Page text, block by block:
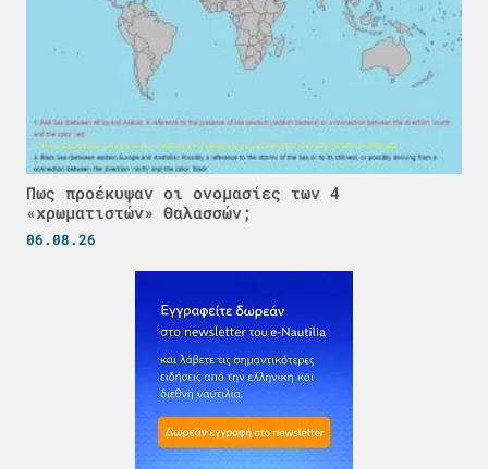
Πως προέκυψαν οι ονομασίες των 4
«χρωματιστών» Θαλασσών;
06.08.26